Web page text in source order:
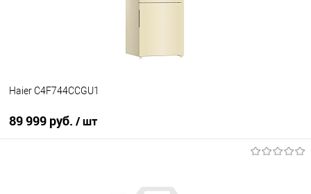
Haier C4F744CCGU1
89 999 руб. / шт